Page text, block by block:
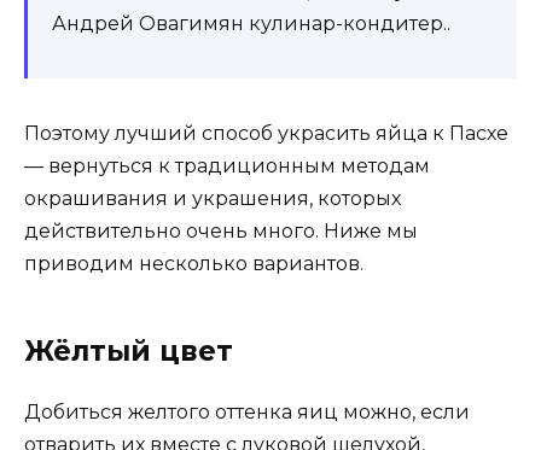
Андрей Овагимян кулинар-кондитер..
Поэтому лучший способ украсить яйца к Пасхе
— вернуться к традиционным методам
окрашивания и украшения, которых
действительно очень много. Ниже мы
приводим несколько вариантов.
Жёлтый цвет
Добиться желтого оттенка яиц можно, если
отварить их вместе с луковой шелухой,